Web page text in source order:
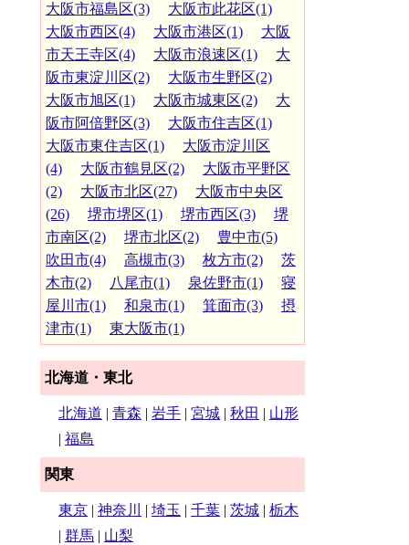
大阪市福島区(3)
大阪市此花区(1)
大阪市西区(4)
大阪市港区(1)
大阪
市天王寺区(4)
大阪市浪速区(1)
大
阪市東淀川区(2)
大阪市生野区(2)
大阪市旭区(1)
大阪市城東区(2)
大
阪市阿倍野区(3)
大阪市住吉区(1)
大阪市東住吉区(1)
大阪市淀川区
(4)
大阪市鶴見区(2)
大阪市平野区
(2)
大阪市北区(27)
大阪市中央区
(26)
堺市堺区(1) 堺市西区(3)
堺
市南区(2)
堺市北区(2)
豊中市(5)
吹田市(4)
高槻市(3) 枚方市(2)
茨
木市(2)
八尾市(1) 泉佐野市(1)
寝
屋川市(1)
和泉市(1) 箕面市(3)
摂
津市(1)
東大阪市(1)
北海道・東北
北海道 | 青森 | 岩手 | 宮城 | 秋田 | 山形
| 福島
関東
東京 | 神奈川 | 埼玉 | 千葉 | 茨城 | 栃木
| 群馬 | 山梨